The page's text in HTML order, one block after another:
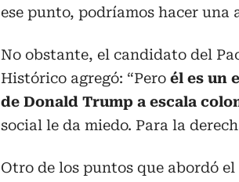
ese punto, podríamos hacer una
No obstante, el candidato del
Histórico agregó: “Pero él es un
de Donald Trump a escala
social le da miedo. Para la
Otro de los puntos que abordó